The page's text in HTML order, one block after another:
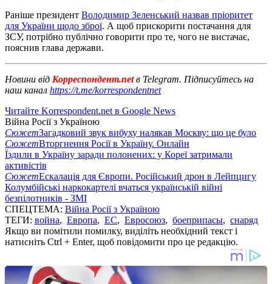
Раніше президент Володимир Зеленський назвав пріоритет
для України щодо зброї. А щоб прискорити постачання для
ЗСУ, потрібно публічно говорити про те, чого не вистачає,
пояснив глава держави.
Новини від Корреспондент.netв Telegram. Підписуйтесь на
наш канал https://t.me/korrespondentnet
Читайте Korrespondent.net в Google News
Війна Росії з Україною
СюжетЗагадковий звук вибуху налякав Москву: що це було
СюжетВторгнення Росії в Україну. Онлайн
Їздили в Україну заради полонених: у Кореї затримали
активістів
СюжетЕскалація для Європи. Російський дрон в Лейпцигу
Колумбійські наркокартелі вчаться українській війні
безпілотників - ЗМІ
СПЕЦТЕМА: Війна Росії з Україною
ТЕГИ: война, Европа, ЕС, Евросоюз, боеприпасы, снаряд
Якщо ви помітили помилку, виділіть необхідний текст і
натисніть Ctrl + Enter, щоб повідомити про це редакцію.